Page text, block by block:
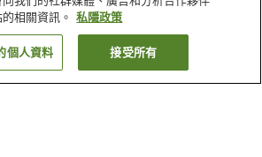
相關資訊。
私隱政策
個人資料 接受所有